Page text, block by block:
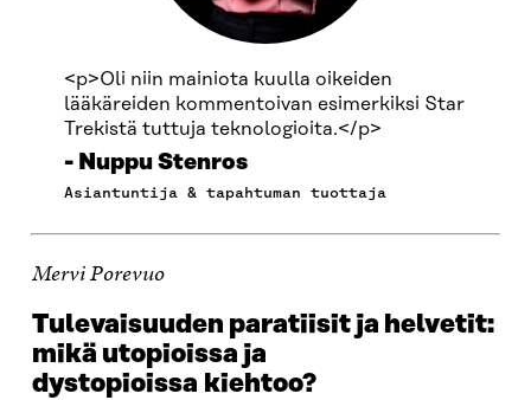
<p>Oli niin mainiota kuulla oikeiden
lääkäreiden kommentoivan esimerkiksi Star
Trekistä tuttuja teknologioita.</p>
Nuppu Stenros
Asiantuntija & tapahtuman tuottaja
Mervi Porevuo
Tulevaisuuden paratiisit ja helvetit:
mikä utopioissa ja
dystopioissa kiehtoo?